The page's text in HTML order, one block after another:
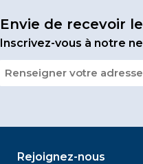
Envie de recevoir
Inscrivez-vous à notre
Rejoignez-nous